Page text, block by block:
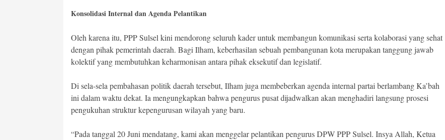
Konsolidasi Internal dan Agenda Pelantikan
Oleh karena itu, PPP Sulsel kini mendorong seluruh kader untuk membangun komunikasi serta kolaborasi yang sehat
dengan pihak pemerintah daerah. Bagi Ilham, keberhasilan sebuah pembangunan kota merupakan tanggung jawab
kolektif yang membutuhkan keharmonisan antara pihak eksekutif dan legislatif.
Di sela-sela pembahasan politik daerah tersebut, Ilham juga membeberkan agenda internal partai berlambang Ka’bah
ini dalam waktu dekat. Ia mengungkapkan bahwa pengurus pusat dijadwalkan akan menghadiri langsung prosesi
pengukuhan struktur kepengurusan wilayah yang baru.
“Pada tanggal 20 Juni mendatang, kami akan menggelar pelantikan pengurus DPW PPP Sulsel. Insya Allah, Ketua